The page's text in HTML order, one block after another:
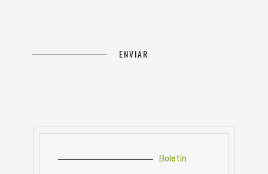
Boletín